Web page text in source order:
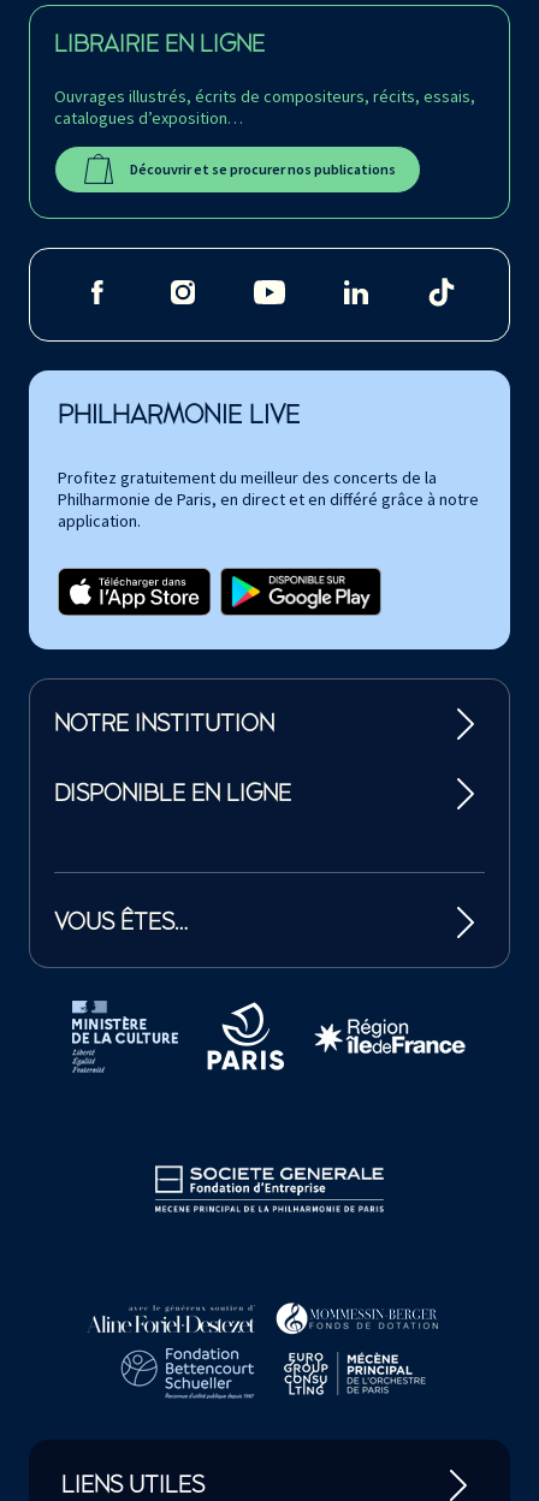
LIBRAIRIE EN LIGNE
Ouvrages illustrés, écrits de compositeurs, récits, essais,
catalogues d’exposition…
Découvrir et se procurer nos publications
PHILHARMONIE LIVE
Profitez gratuitement du meilleur des concerts de la
Philharmonie de Paris, en direct et en différé grâce à notre
application.
NOTRE INSTITUTION
DISPONIBLE EN LIGNE
VOUS ÊTES…
Tutelles et mécènes de la Philharmonie de Paris
LIENS UTILES